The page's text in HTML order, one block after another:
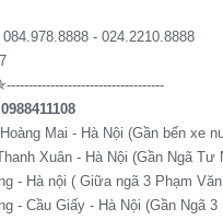
- 024.2210.8888
Mai - Hà Nội (Gần bến xe
Xuân - Hà Nội (Gần Ngã Tư
- Hà nội ( Giữa ngã 3 Phạm
- Cầu Giấy - Hà Nội (Gần Ngã